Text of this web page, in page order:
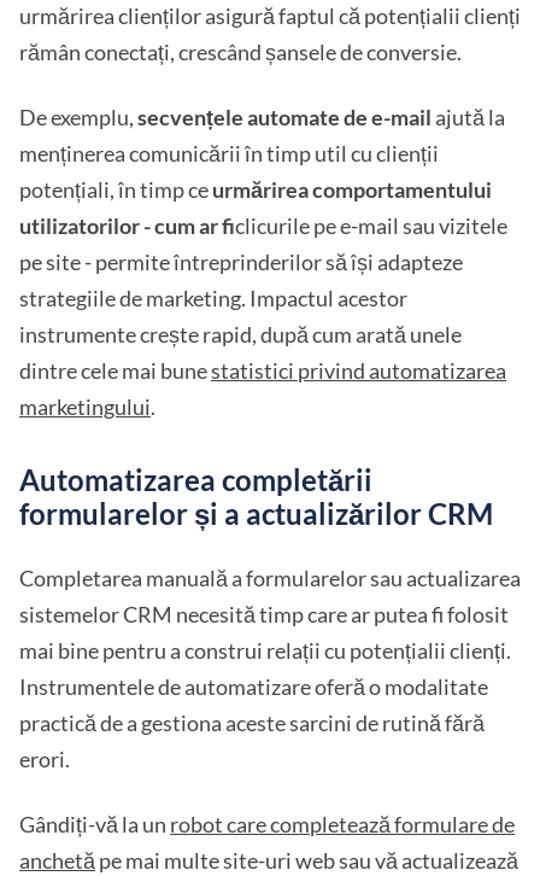
urmărirea clienților asigură faptul că potențialii clienți
rămân conectați, crescând șansele de conversie.
De exemplu,secvențele automate de e-mail ajută la
menținerea comunicării în timp util cu clienții
potențiali, în timp ceurmărirea comportamentului
utilizatorilor - cum ar ficlicurile pe e-mail sau vizitele
pe site - permite întreprinderilor să își adapteze
strategiile de marketing. Impactul acestor
instrumente crește rapid, după cum arată unele
dintre cele mai bunestatistici privind automatizarea
marketingului.
Automatizarea completării
formularelor și a actualizărilor CRM
Completarea manuală a formularelor sau actualizarea
sistemelor CRM necesită timp care ar putea fi folosit
mai bine pentru a construi relații cu potențialii clienți.
Instrumentele de automatizare oferă o modalitate
practică de a gestiona aceste sarcini de rutină fără
erori.
Gândiți-vă la un robot care completează formulare de
anchetă pe mai multe site-uri web sau vă actualizează